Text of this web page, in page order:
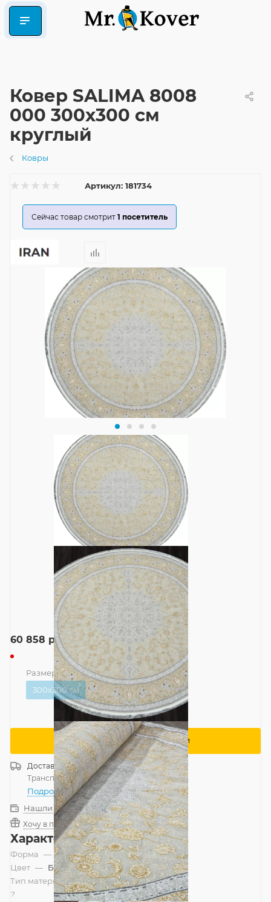
Ковер SALIMA 8008
000 300x300 см
круглый
Ковры
Артикул: 181734
Сейчас товар смотрит 1 посетитель
60 858 руб.
Размер — 300x300 см
300x300 см
Сообщить о поступлении
ДоставкаРоссия
Транспортной компанией —бесплатно
Подробнее
Нашли дешевле?
Хочу в подарок
Характеристики
Форма — Круг
Цвет — Бежевый
Тип материала
?